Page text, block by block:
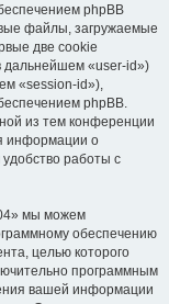
phpBB
файлы, загружаемые
две cookie
дальнейшем «user-id»)
«session-id»),
phpBB.
из тем конференции
информации о
работы с
мы можем
обеспечению
целью которого
программным
вашей информации